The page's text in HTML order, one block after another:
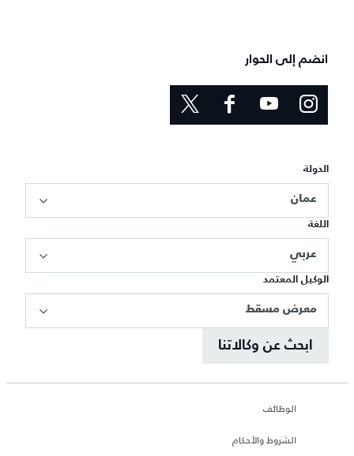
انضم إلى الحوار
الدولة
عمان
اللغة
عربي
الوكيل المعتمد
معرض مسقط
ابحث عن وكالاتنا
الوظائف
الشروط والأحكام